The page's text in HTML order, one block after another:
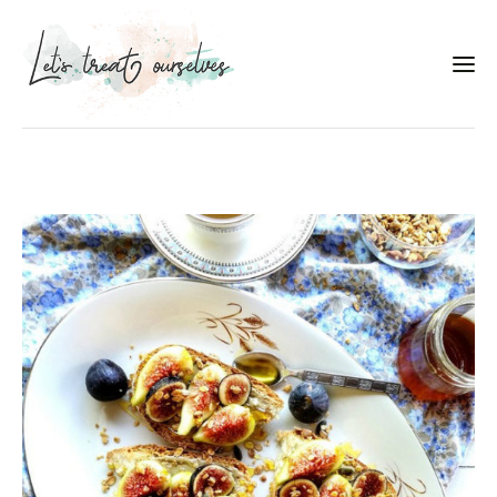
Portfolio
Food photography tips
Επικοινωνία
Συνεργασίες